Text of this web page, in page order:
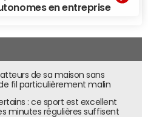
en entreprise
de sa maison sans
fil particulièrement malin
: ce sport est excellent
minutes régulières suffisent